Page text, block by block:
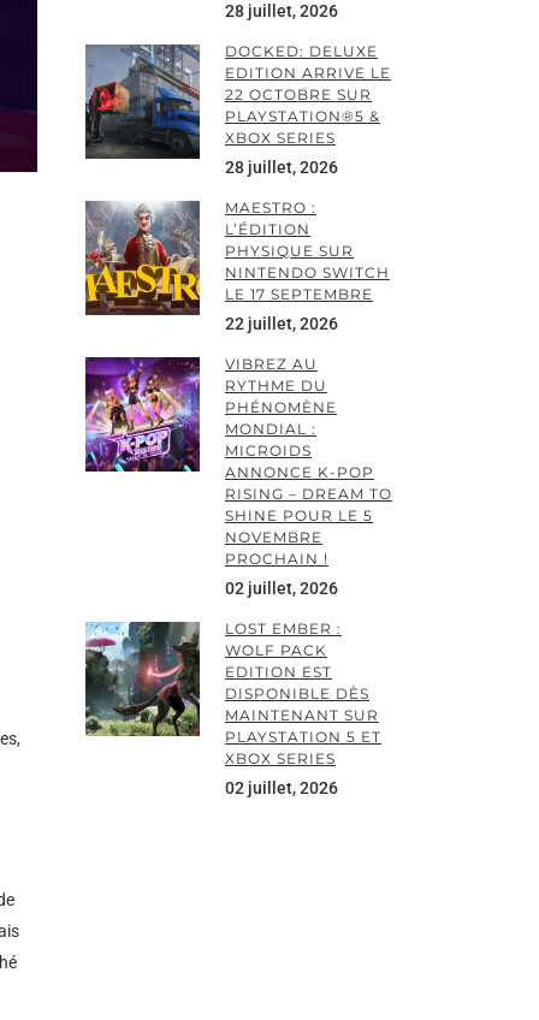
28 juillet, 2026
DOCKED: DELUXE
EDITION ARRIVE LE
22 OCTOBRE SUR
PLAYSTATION®5 &
XBOX SERIES
28 juillet, 2026
MAESTRO :
L’ÉDITION
PHYSIQUE SUR
NINTENDO SWITCH
LE 17 SEPTEMBRE
22 juillet, 2026
VIBREZ AU
RYTHME DU
PHÉNOMÈNE
MONDIAL :
MICROIDS
ANNONCE K-POP
RISING – DREAM TO
SHINE POUR LE 5
NOVEMBRE
PROCHAIN !
02 juillet, 2026
LOST EMBER :
WOLF PACK
EDITION EST
DISPONIBLE DÈS
MAINTENANT SUR
PLAYSTATION 5 ET
XBOX SERIES
02 juillet, 2026